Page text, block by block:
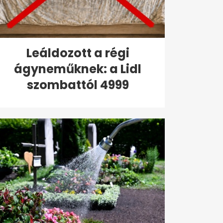
Leáldozott a régi
ágyneműknek: a Lidl
szombattól 4999